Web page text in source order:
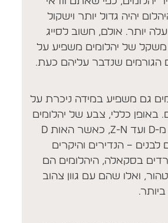
יהיה גדול יותר וישקול
יותר. אולם, חשוב לסייג
של יהלומים משפיע על
הגורמים שנדבר עליהם כעת.
גם משפיע במידה ניכרת על
באופן כללי, צבע של יהלומים
מסומן באותיות מ-D ועד Z-N, כאשר האות D
– הנדירים והיקרים
בסקאלה, היהלומים הם
ואלו שהם עם גוון צהוב